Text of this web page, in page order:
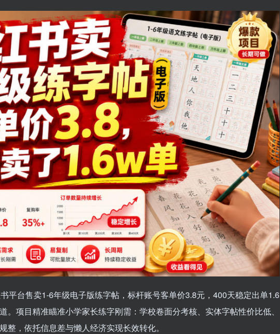
平台售卖1-6年级电子版练字帖，标杆账号客单价3.8元，400天稳定出单1.6
项目精准瞄准小学家长练字刚需：学校卷面分考核、实体字帖性价比低、
，依托信息差与懒人经济实现长效转化。